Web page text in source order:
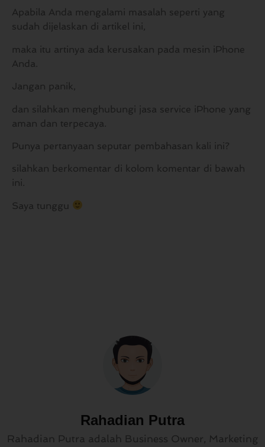
Apabila Anda mengalami masalah seperti yang
sudah dijelaskan di artikel ini,
maka itu artinya ada kerusakan pada mesin iPhone
Anda.
Jangan panik,
dan silahkan menghubungi jasa service iPhone yang
aman dan terpecaya.
Punya pertanyaan seputar pembahasan kali ini?
silahkan berkomentar di kolom komentar di bawah
ini.
Saya tunggu
Rahadian Putra
Rahadian Putra adalah Business Owner, Marketing